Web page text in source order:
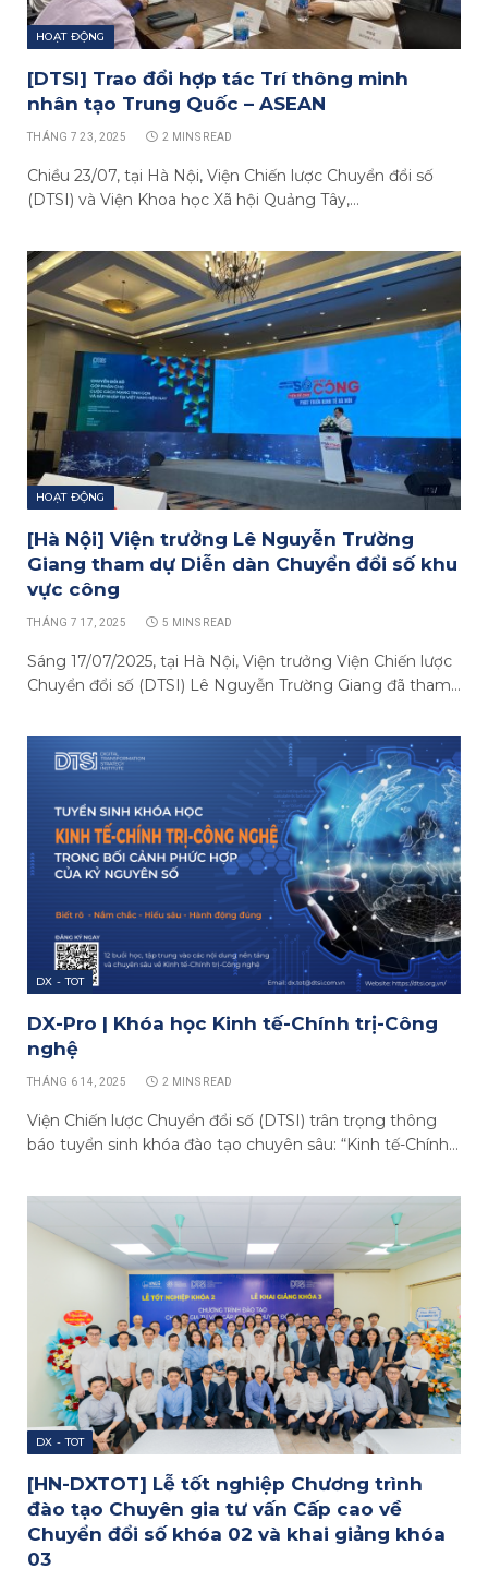
HOẠT ĐỘNG
[DTSI] Trao đổi hợp tác Trí thông minh
nhân tạo Trung Quốc – ASEAN
THÁNG 7 23, 2025 2 MINS READ
Chiều 23/07, tại Hà Nội, Viện Chiến lược Chuyển đổi số
(DTSI) và Viện Khoa học Xã hội Quảng Tây,…
HOẠT ĐỘNG
[Hà Nội] Viện trưởng Lê Nguyễn Trường
Giang tham dự Diễn dàn Chuyển đổi số khu
vực công
THÁNG 7 17, 2025 5 MINS READ
Sáng 17/07/2025, tại Hà Nội, Viện trưởng Viện Chiến lược
Chuyển đổi số (DTSI) Lê Nguyễn Trường Giang đã tham…
DX - TOT
DX-Pro | Khóa học Kinh tế-Chính trị-Công
nghệ
THÁNG 6 14, 2025 2 MINS READ
Viện Chiến lược Chuyển đổi số (DTSI) trân trọng thông
báo tuyển sinh khóa đào tạo chuyên sâu: “Kinh tế-Chính…
DX - TOT
[HN-DXTOT] Lễ tốt nghiệp Chương trình
đào tạo Chuyên gia tư vấn Cấp cao về
Chuyển đổi số khóa 02 và khai giảng khóa
03